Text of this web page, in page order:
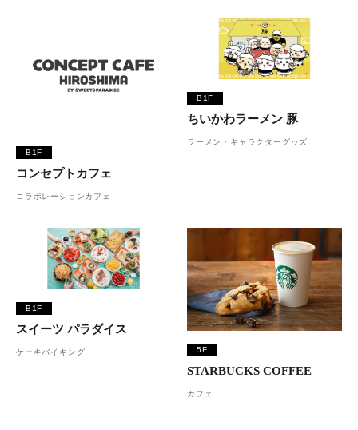
B1F
コンセプトカフェ
コラボレーションカフェ
B1F
ちいかわラーメン 豚
ラーメン・キャラクターグッズ
B1F
スイーツ パラダイス
ケーキバイキング 5F
STARBUCKS COFFEE
カフェ